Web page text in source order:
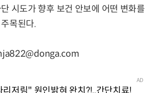
시도가 향후 보건 안보에 어떤 변화를
목된다.